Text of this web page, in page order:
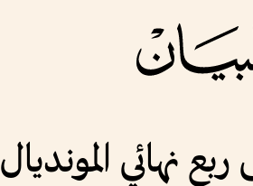
نهائي المونديال